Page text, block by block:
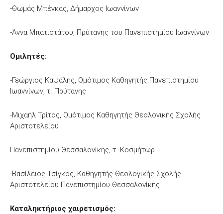
-Θωμάς Μπέγκας, Δήμαρχος Ιωαννίνων
-Άννα Μπατιστάτου, Πρύτανης του Πανεπιστημίου Ιωαννίνων
Ομιλητές:
-Γεώργιος Καψάλης, Ομότιμος Καθηγητής Πανεπιστημίου
Ιωαννίνων, τ. Πρύτανης
-Μιχαήλ Τρίτος, Ομότιμος Καθηγητής Θεολογικής Σχολής
Αριστοτελείου
Πανεπιστημίου Θεσσαλονίκης, τ. Κοσμήτωρ
-Βασίλειος Τσίγκος, Καθηγητής Θεολογικής Σχολής
Αριστοτελείου Πανεπιστημίου Θεσσαλονίκης
Καταληκτήριος χαιρετισμός: